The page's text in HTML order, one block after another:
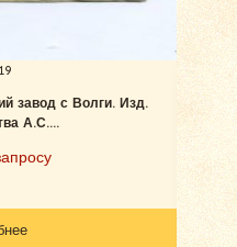
завод с Волги. Изд.
А.С....